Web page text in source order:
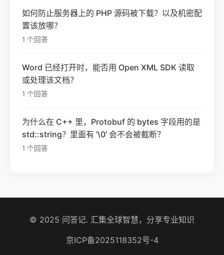
如何防止服务器上的 PHP 源码被下载？以及机密配
置该放哪？
1 个回答
Word 已经打开时，能否用 Open XML SDK 读取
或处理该文档？
1 个回答
为什么在 C++ 里，Protobuf 的 bytes 字段用的是
std::string？里面有 '\0' 会不会被截断？
1 个回答
© 2025 问答记. 汇集全球智慧，分享专业知识
京ICP备2025118352号-4